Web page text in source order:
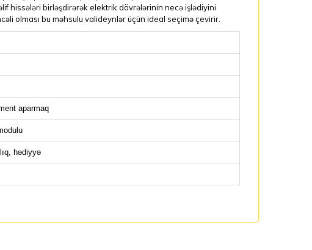
hissələri birləşdirərək elektrik dövrələrinin necə işlədiyini
olması bu məhsulu valideynlər üçün ideal seçimə çevirir.
aparmaq
hədiyyə